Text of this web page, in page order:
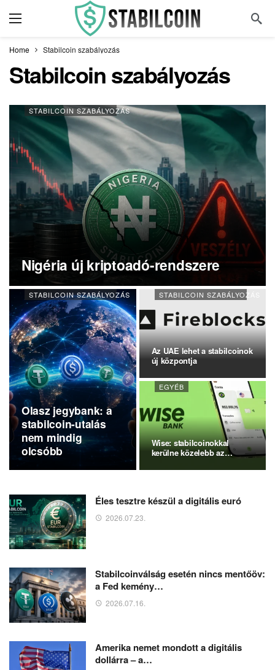
Home Stabilcoin szabályozás
Stabilcoin szabályozás
STABILCOIN SZABÁLYOZÁS
Nigéria új kriptoadó-rendszere
STABILCOIN SZABÁLYOZÁS
Olasz jegybank: a
stabilcoin-utalás
nem mindig
olcsóbb
STABILCOIN SZABÁLYOZÁS
Az UAE lehet a stabilcoinok
új központja
EGYÉB
Wise: stabilcoinokkal
kerülne közelebb az
Éles tesztre készül a digitális euró
2026.07.23.
Stabilcoinválság esetén nincs mentőöv:
a Fed kemény…
2026.07.16.
Amerika nemet mondott a digitális
dollárra – a…